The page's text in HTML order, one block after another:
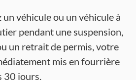
un véhicule ou un véhicule à
pendant une suspension,
un retrait de permis, votre
mis en fourrière
30 jours.